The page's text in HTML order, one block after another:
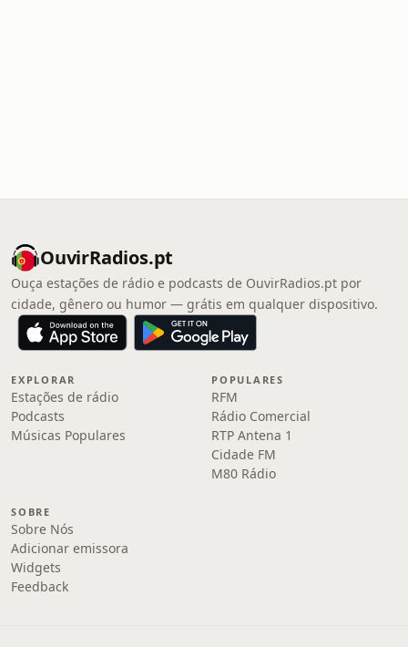
OuvirRadios.pt
Ouça estações de rádio e podcasts de OuvirRadios.pt por
cidade, gênero ou humor — grátis em qualquer dispositivo.
EXPLORAR
Estações de rádio
Podcasts
Músicas Populares
POPULARES
RFM
Rádio Comercial
RTP Antena 1
Cidade FM
M80 Rádio
SOBRE
Sobre Nós
Adicionar emissora
Widgets
Feedback